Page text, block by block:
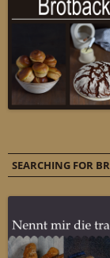
SEARCHING FOR